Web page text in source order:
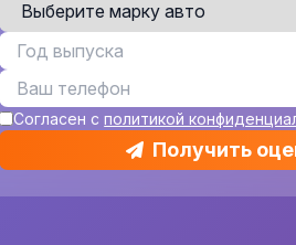
Согласен сполитикой
Получить